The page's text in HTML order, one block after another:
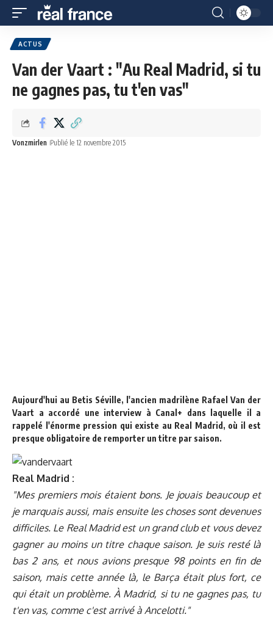
ACTUS
Van der Vaart : "Au Real Madrid, si tu
ne gagnes pas, tu t'en vas"
Vonzmirlen Publié le 12 novembre 2015
Aujourd'hui au Betis Séville, l'ancien madrilène Rafael Van der
Vaart a accordé une interview à Canal+ dans laquelle il a
rappelé l'énorme pression qui existe au Real Madrid, où il est
presque obligatoire de remporter un titre par saison.
Real Madrid :
"Mes premiers mois étaient bons. Je jouais beaucoup et
je marquais aussi, mais ensuite les choses sont devenues
difficiles. Le Real Madrid est un grand club et vous devez
gagner au moins un titre chaque saison. Je suis resté là
bas 2 ans, et nous avions presque 98 points en fin de
saison, mais cette année là, le Barça était plus fort, ce
qui était un problème. À Madrid, si tu ne gagnes pas, tu
t'en vas, comme c'est arrivé à Ancelotti."